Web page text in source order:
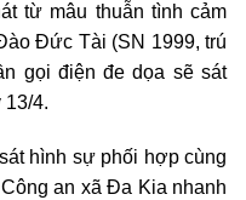
từ mâu thuẫn tình cảm
Đức Tài (SN 1999, trú
gọi điện đe dọa sẽ sát
13/4.
hình sự phối hợp cùng
an xã Đa Kia nhanh